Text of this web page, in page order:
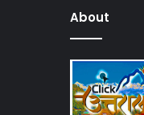
About